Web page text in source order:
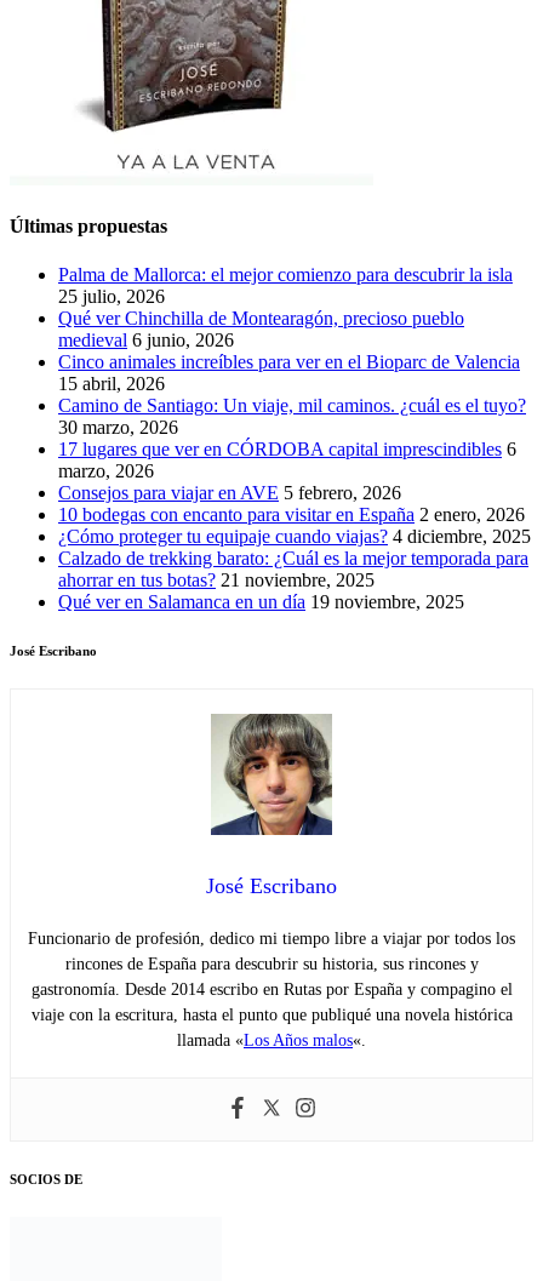
Últimas propuestas
Palma de Mallorca: el mejor comienzo para descubrir la isla
25 julio, 2026
Qué ver Chinchilla de Montearagón, precioso pueblo
medieval 6 junio, 2026
Cinco animales increíbles para ver en el Bioparc de Valencia
15 abril, 2026
Camino de Santiago: Un viaje, mil caminos. ¿cuál es el tuyo?
30 marzo, 2026
17 lugares que ver en CÓRDOBA capital imprescindibles 6
marzo, 2026
Consejos para viajar en AVE 5 febrero, 2026
10 bodegas con encanto para visitar en España 2 enero, 2026
¿Cómo proteger tu equipaje cuando viajas? 4 diciembre, 2025
Calzado de trekking barato: ¿Cuál es la mejor temporada para
ahorrar en tus botas? 21 noviembre, 2025
Qué ver en Salamanca en un día 19 noviembre, 2025
José Escribano
José Escribano
Funcionario de profesión, dedico mi tiempo libre a viajar por todos los
rincones de España para descubrir su historia, sus rincones y
gastronomía. Desde 2014 escribo en Rutas por España y compagino el
viaje con la escritura, hasta el punto que publiqué una novela histórica
llamada «Los Años malos«.
SOCIOS DE